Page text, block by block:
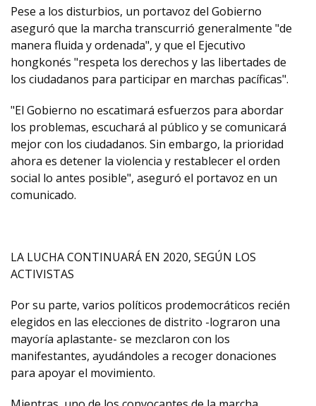
Pese a los disturbios, un portavoz del Gobierno
aseguró que la marcha transcurrió generalmente "de
manera fluida y ordenada", y que el Ejecutivo
hongkonés "respeta los derechos y las libertades de
los ciudadanos para participar en marchas pacíficas".
"El Gobierno no escatimará esfuerzos para abordar
los problemas, escuchará al público y se comunicará
mejor con los ciudadanos. Sin embargo, la prioridad
ahora es detener la violencia y restablecer el orden
social lo antes posible", aseguró el portavoz en un
comunicado.
LA LUCHA CONTINUARÁ EN 2020, SEGÚN LOS
ACTIVISTAS
Por su parte, varios políticos prodemocráticos recién
elegidos en las elecciones de distrito -lograron una
mayoría aplastante- se mezclaron con los
manifestantes, ayudándoles a recoger donaciones
para apoyar el movimiento.